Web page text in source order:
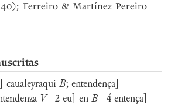
Ferreiro & Martínez Pereiro
caualeyraquiB; entendença]
V 2 eu] enB 4 entença]